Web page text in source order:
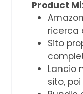
Product
ricerca
Sito
Lancio
sito,